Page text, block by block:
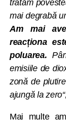
tratăm
mai degrabă
Am mai
reacționa
poluarea.
emisiile de
zonă de
ajungă la zero“,
Mai multe